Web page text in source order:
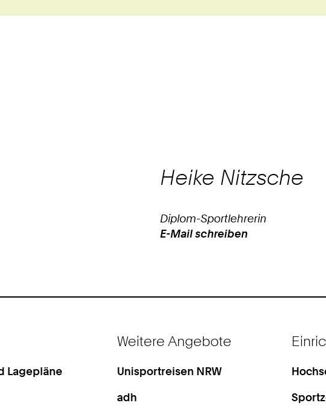
Heike Nitzsche
Diplom-Sportlehrerin
Work
E-Mail schreiben
Lagepläne
Weitere Angebote
Unisportreisen NRW
adh